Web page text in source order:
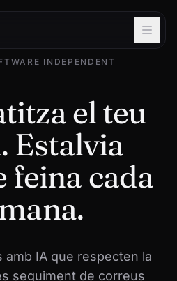
INDEPENDENT
el teu
Estalvia
feina cada
amb IA que respecten la
seguiment de correus